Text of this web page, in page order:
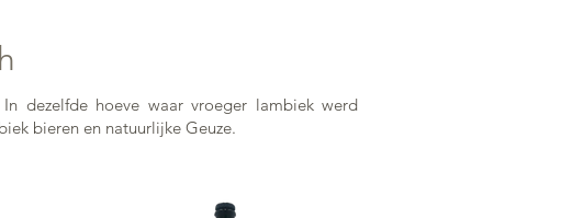
dezelfde hoeve waar vroeger lambiek werd
bieren en natuurlijke Geuze.